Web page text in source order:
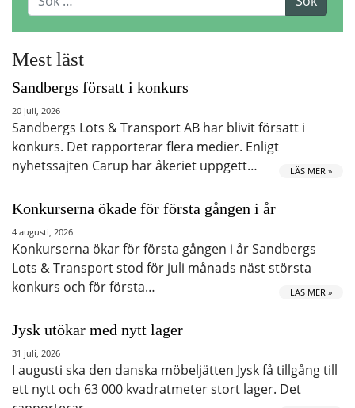
Mest läst
Sandbergs försatt i konkurs
20 juli, 2026
Sandbergs Lots & Transport AB har blivit försatt i
konkurs. Det rapporterar flera medier. Enligt
nyhetssajten Carup har åkeriet uppgett…
LÄS MER »
Konkurserna ökade för första gången i år
4 augusti, 2026
Konkurserna ökar för första gången i år Sandbergs
Lots & Transport stod för juli månads näst största
konkurs och för första…
LÄS MER »
Jysk utökar med nytt lager
31 juli, 2026
I augusti ska den danska möbeljätten Jysk få tillgång till
ett nytt och 63 000 kvadratmeter stort lager. Det